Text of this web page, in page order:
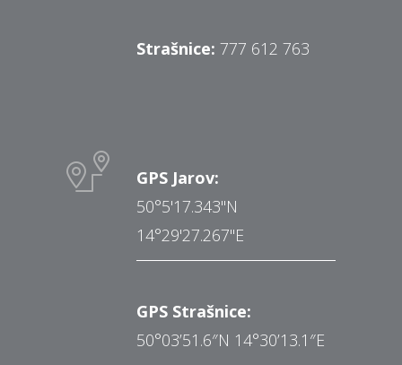
Strašnice: 777 612 763
GPS Jarov:
50°5'17.343"N
14°29'27.267"E
GPS Strašnice:
50°03’51.6″N 14°30’13.1″E